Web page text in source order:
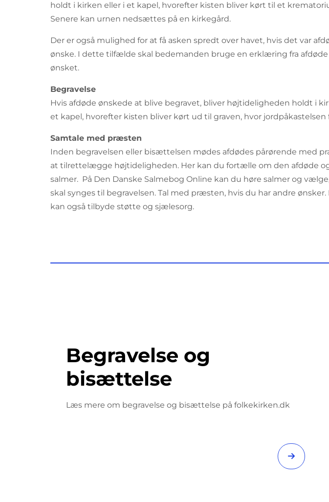
holdt i kirken eller i et kapel, hvorefter kisten bliver kørt til et
Senere kan urnen nedsættes på en kirkegård.
Der er også mulighed for at få asken spredt over havet, hvis det var
ønske. I dette tilfælde skal bedemanden bruge en erklæring fra
ønsket.
Begravelse
Hvis afdøde ønskede at blive begravet, bliver højtideligheden holdt i
et kapel, hvorefter kisten bliver kørt ud til graven, hvor jordpåkastelsen
Samtale med præsten
Inden begravelsen eller bisættelsen mødes afdødes pårørende med
at tilrettelægge højtideligheden. Her kan du fortælle om den afdøde
salmer. På Den Danske Salmebog Online kan du høre salmer og
skal synges til begravelsen. Tal med præsten, hvis du har andre
kan også tilbyde støtte og sjælesorg.
Begravelse og
bisættelse
Læs mere om begravelse og bisættelse på folkekirken.dk